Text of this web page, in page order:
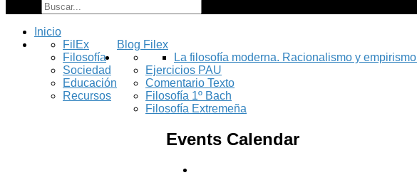
Inicio
Blog Filex
FilEx
Filosofía
Sociedad
Educación
Recursos
La filosofía moderna. Racionalismo y empirismo
Ejercicios PAU
Comentario Texto
Filosofía 1º Bach
Filosofía Extremeña
Events Calendar